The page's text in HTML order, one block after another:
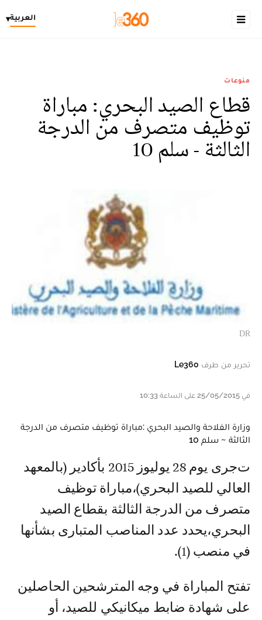
العربية▾
منوعات
قطاع الصيد البحري: مباراة
توظيف متصرف من الدرجة
الثالثة - سلم 10
DR
تحرير من طرف Le360
في 25/05/2015 على الساعة 10:33
وزارة الفلاحة والصيد البحري :مباراة توظيف متصرف من الدرجة
الثالثة ~ سلم 10
تجرى يوم 28 يوليوز 2015 بأكادير (بالمعهد
العالي للصيد البحري)،مباراة توظيف
متصرف من الدرجة الثالثة بقطاع الصيد
البحري،يحدد عدد المناصب المتبارى بشأنها
في منصب (1).
تفتح المباراة في وجه المترشحين الحاصلين
على شهادة ضابط ميكانيكي للصيد، أو